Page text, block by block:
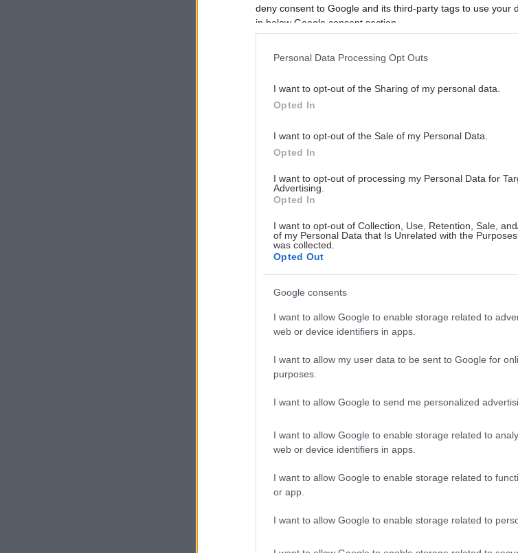
deny consent to Google and its third-party tags to use your
in below Google consent section.
Personal Data Processing Opt Outs
I want to opt-out of the Sharing of my personal data.
Opted In
I want to opt-out of the Sale of my Personal Data.
Opted In
I want to opt-out of processing my Personal Data for
Advertising.
Opted In
I want to opt-out of Collection, Use, Retention, Sale,
of my Personal Data that Is Unrelated with the
was collected.
Opted Out
Google consents
I want to allow Google to enable storage related to
web or device identifiers in apps.
I want to allow my user data to be sent to Google for
purposes.
I want to allow Google to send me personalized
I want to allow Google to enable storage related to
web or device identifiers in apps.
I want to allow Google to enable storage related to
or app.
I want to allow Google to enable storage related to
Τ α τελευταία χρόνια, μαζί με την
Ozempic
τον υποδοχέα GLP-1,εμφανίστηκε
Δηλαδή τροφές, συμπληρώματα ή διατροφικές
κάνουν κάτι παρόμοιο με τα φάρμακα
Εδώ χρειάζεται λίγη ψυχραιμία. Καμία τροφή δεν
η δραστική ουσία του Ozempic και του Wegovy. Τα